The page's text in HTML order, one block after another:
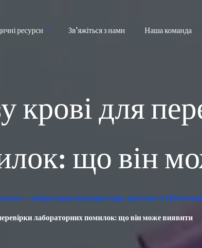
ресурси Зв'яжіться з нами Наша команда
крові для
що він
– лабораторна інтерпретація, зроблено в Німеччині
лабораторних помилок: що він може виявити